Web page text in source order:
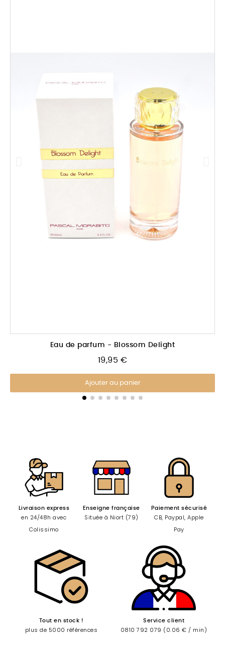
Aperçu rapide
Eau de parfum - Blossom Delight
19,95 €
Ajouter au panier
Livraison express
en 24/48h avec
Colissimo
Enseigne française
Située à Niort (79)
Paiement sécurisé
CB, Paypal, Apple
Pay
Tout en stock !
plus de 5000 références
Service client
0810 792 079 (0.06 € / min)